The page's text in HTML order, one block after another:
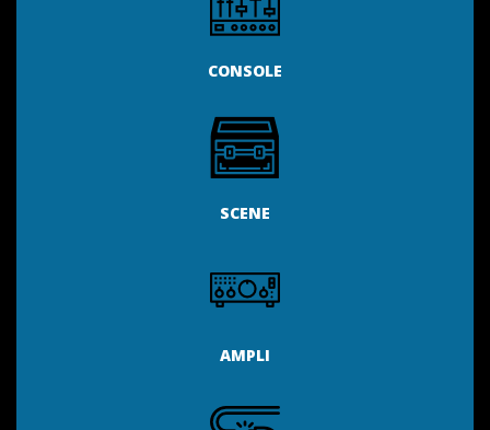
CONSOLE
SCENE
AMPLI